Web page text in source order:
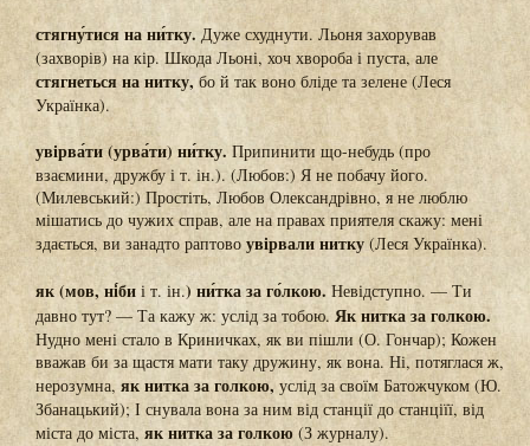
стягну́тися на ни́тку. Дуже схуднути. Льоня захорував
(захворів) на кір. Шкода Льоні, хоч хвороба і пуста, але
стягнеться на нитку, бо й так воно бліде та зелене (Леся
Українка).
увірва́ти (урва́ти) ни́тку. Припинити що-небудь (про
взаємини, дружбу і т. ін.). (Любов:) Я не побачу його.
(Милевський:) Простіть, Любов Олександрівно, я не люблю
мішатись до чужих справ, але на правах приятеля скажу: мені
здається, ви занадто раптово увірвали нитку(Леся Українка).
як (мов, ні́би і т. ін.) ни́тка за го́лкою.Невідступно. — Ти
давно тут? — Та кажу ж: услід за тобою. Як нитка за голкою.
Нудно мені стало в Криничках, як ви пішли (О. Гончар); Кожен
вважав би за щастя мати таку дружину, як вона. Ні, потяглася ж,
нерозумна, як нитка за голкою,услід за своїм Батожчуком (Ю.
Збанацький); І снувала вона за ним від станції до станціїї, від
міста до міста, як нитка за голкою (З журналу).